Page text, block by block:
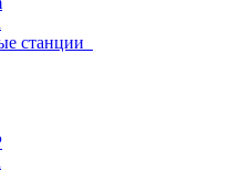
станции